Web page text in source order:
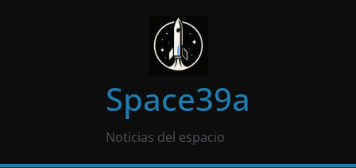
Space39a
Noticias del espacio